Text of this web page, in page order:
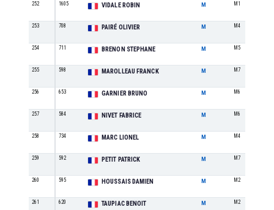
252 1605 VIDALE ROBIN M M1
253 708 PAIRÉ OLIVIER M M4
254 711 BRENON STEPHANE M M5
255 598 MAROLLEAU FRANCK M M7
256 653 GARNIER BRUNO M M6
257 584 NIVET FABRICE M M6
258 734 MARC LIONEL M M4
259 592 PETIT PATRICK M M7
260 595 HOUSSAIS DAMIEN M M2
261 620 TAUPIAC BENOIT M M2